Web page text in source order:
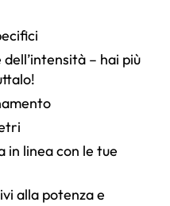
– hai più
in linea con le tue
alla potenza e